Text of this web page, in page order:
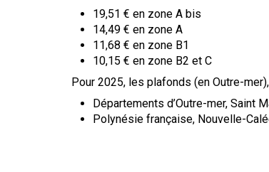
19,51 € en zone A bis
14,49 € en zone A
11,68 € en zone B1
10,15 € en zone B2 et C
Pour 2025, les plafonds (en Outre-
Départements d’Outre-mer, Saint
Polynésie française, Nouvelle-